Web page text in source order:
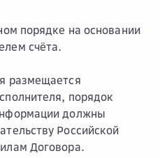
порядке на основании
счёта.
размещается
порядок
должны
Российской
Договора.